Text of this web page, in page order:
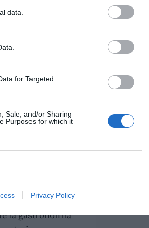
data.
for Targeted
Sale, and/or Sharing
Purposes for which it
Privacy Policy
al mundo el
utiliza la
turística y
se ha
para los
ellas el
. El proyecto
la gastronomía
LO MÁS LEÍDO